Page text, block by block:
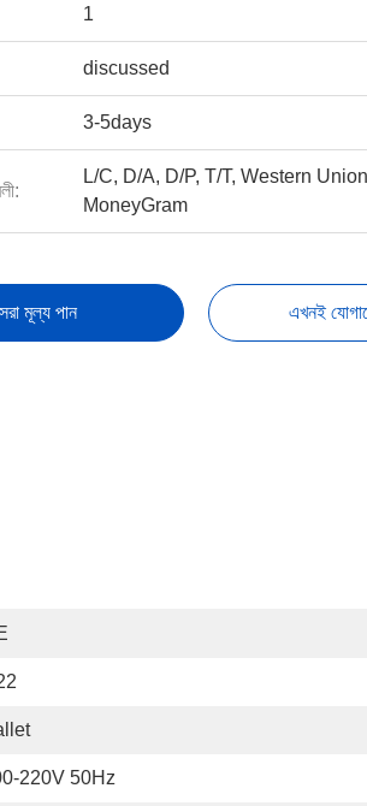
1
discussed
3-5days
L/C, D/A, D/P, T/T, Western
MoneyGram
মূল্য পান এখনই
220V 50Hz